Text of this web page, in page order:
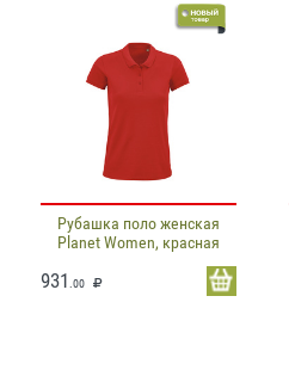
Рубашка поло женская
Planet Women, красная
931 .00